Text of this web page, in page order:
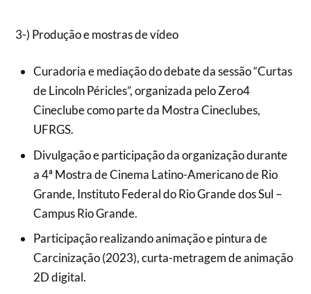
3-) Produção e mostras de vídeo
Curadoria e mediação do debate da sessão “Curtas
de Lincoln Péricles”, organizada pelo Zero4
Cineclube como parte da Mostra Cineclubes,
UFRGS.
Divulgação e participação da organização durante
a 4ª Mostra de Cinema Latino-Americano de Rio
Grande, Instituto Federal do Rio Grande dos Sul –
Campus Rio Grande.
Participação realizando animação e pintura de
Carcinização (2023), curta-metragem de animação
2D digital.